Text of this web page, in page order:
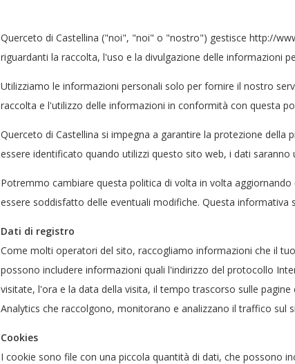
Querceto di Castellina ("noi", "noi" o "nostro") gestisce http://
riguardanti la raccolta, l'uso e la divulgazione delle informazioni
Utilizziamo le informazioni personali solo per fornire il nostro
raccolta e l'utilizzo delle informazioni in conformità con questa
Querceto di Castellina si impegna a garantire la protezione
essere identificato quando utilizzi questo sito web, i dati
Potremmo cambiare questa politica di volta in volta
essere soddisfatto delle eventuali modifiche. Questa
Dati di registro
Come molti operatori del sito, raccogliamo informazioni che il
possono includere informazioni quali l'indirizzo del protocollo
visitate, l'ora e la data della visita, il tempo trascorso sulle
Analytics che raccolgono, monitorano e analizzano il traffico sul
Cookies
I cookie sono file con una piccola quantità di dati, che possono